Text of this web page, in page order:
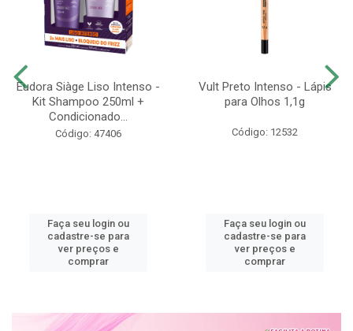
Eudora Siàge Liso Intenso -
Kit Shampoo 250ml +
Condicionado...
Código: 47406
Faça seu login ou
cadastre-se para
ver preços e
comprar
Vult Preto Intenso - Lápis
para Olhos 1,1g
Código: 12532
Faça seu login ou
cadastre-se para
ver preços e
comprar